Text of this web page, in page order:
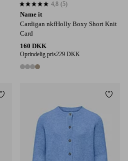
Name it
Cardigan nkfHolly Boxy Short Knit
Card
160 DKK
Oprindelig pris229 DKK
4 farver
4,8 baseret på 5 bedømmelser
4,8 (5)
Tilføj til favoritter
134/140 146-152 158/164